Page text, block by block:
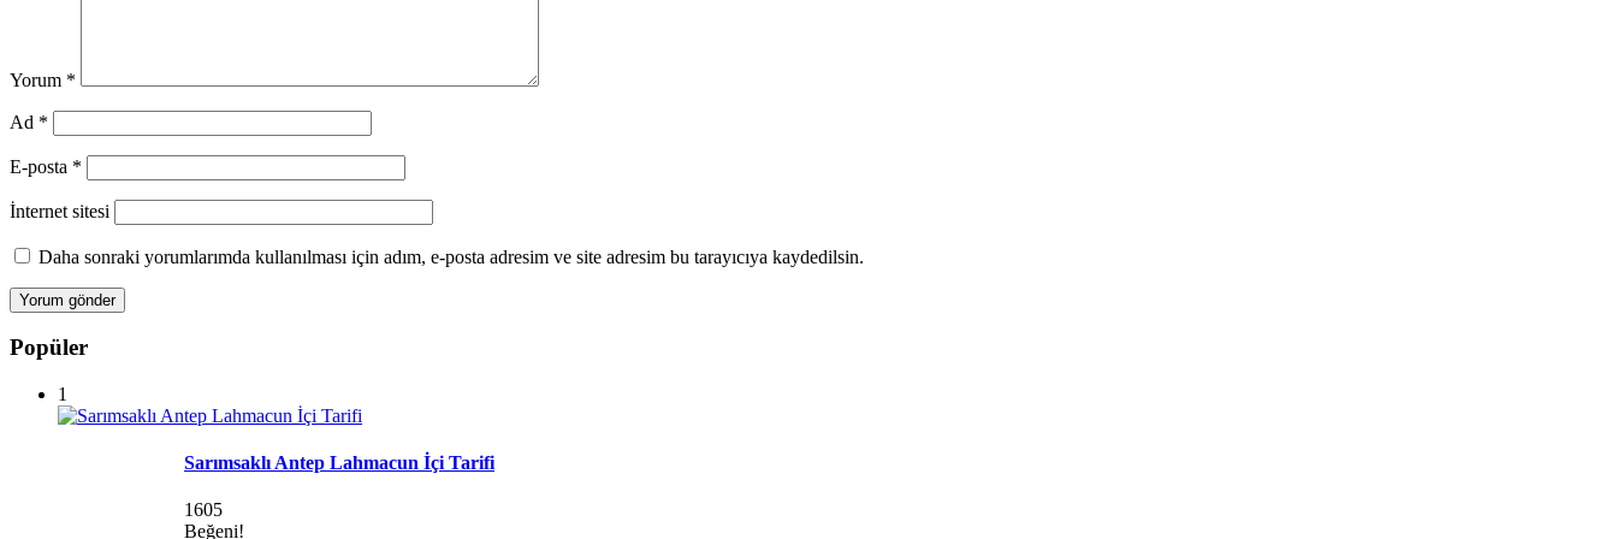
Yorum *
Ad *
E-posta *
İnternet sitesi
Daha sonraki yorumlarımda kullanılması için adım, e-posta adresim ve site adresim bu tarayıcıya kaydedilsin.
Popüler
1
Sarımsaklı Antep Lahmacun İçi Tarifi
1605
Beğeni!